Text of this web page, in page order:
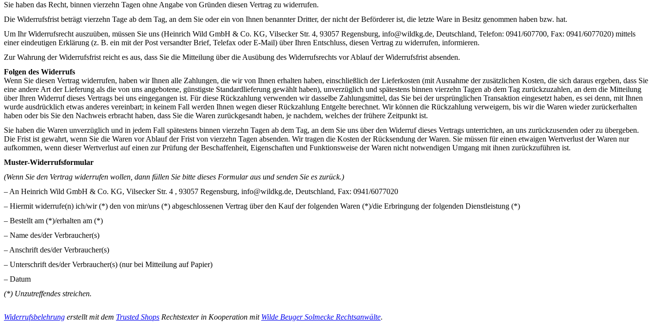
Sie haben das Recht, binnen vierzehn Tagen ohne Angabe von Gründen diesen Vertrag zu widerrufen.
Die Widerrufsfrist beträgt vierzehn Tage ab dem Tag, an dem Sie oder ein von Ihnen benannter Dritter, der nicht der Beförderer ist, die letzte Ware in Besitz genommen haben bzw. hat.
Um Ihr Widerrufsrecht auszuüben, müssen Sie uns (Heinrich Wild GmbH & Co. KG, Vilsecker Str. 4, 93057 Regensburg, info@wildkg.de, Deutschland, Telefon: 0941/607700, Fax: 0941/6077020) mittels
einer eindeutigen Erklärung (z. B. ein mit der Post versandter Brief, Telefax oder E-Mail) über Ihren Entschluss, diesen Vertrag zu widerrufen, informieren.
Zur Wahrung der Widerrufsfrist reicht es aus, dass Sie die Mitteilung über die Ausübung des Widerrufsrechts vor Ablauf der Widerrufsfrist absenden.
Folgen des Widerrufs
Wenn Sie diesen Vertrag widerrufen, haben wir Ihnen alle Zahlungen, die wir von Ihnen erhalten haben, einschließlich der Lieferkosten (mit Ausnahme der zusätzlichen Kosten, die sich daraus ergeben, dass Sie
eine andere Art der Lieferung als die von uns angebotene, günstigste Standardlieferung gewählt haben), unverzüglich und spätestens binnen vierzehn Tagen ab dem Tag zurückzuzahlen, an dem die Mitteilung
über Ihren Widerruf dieses Vertrags bei uns eingegangen ist. Für diese Rückzahlung verwenden wir dasselbe Zahlungsmittel, das Sie bei der ursprünglichen Transaktion eingesetzt haben, es sei denn, mit Ihnen
wurde ausdrücklich etwas anderes vereinbart; in keinem Fall werden Ihnen wegen dieser Rückzahlung Entgelte berechnet. Wir können die Rückzahlung verweigern, bis wir die Waren wieder zurückerhalten
haben oder bis Sie den Nachweis erbracht haben, dass Sie die Waren zurückgesandt haben, je nachdem, welches der frühere Zeitpunkt ist.
Sie haben die Waren unverzüglich und in jedem Fall spätestens binnen vierzehn Tagen ab dem Tag, an dem Sie uns über den Widerruf dieses Vertrags unterrichten, an uns zurückzusenden oder zu übergeben.
Die Frist ist gewahrt, wenn Sie die Waren vor Ablauf der Frist von vierzehn Tagen absenden. Wir tragen die Kosten der Rücksendung der Waren. Sie müssen für einen etwaigen Wertverlust der Waren nur
aufkommen, wenn dieser Wertverlust auf einen zur Prüfung der Beschaffenheit, Eigenschaften und Funktionsweise der Waren nicht notwendigen Umgang mit ihnen zurückzuführen ist.
Muster-Widerrufsformular
(Wenn Sie den Vertrag widerrufen wollen, dann füllen Sie bitte dieses Formular aus und senden Sie es zurück.)
– An Heinrich Wild GmbH & Co. KG, Vilsecker Str. 4 , 93057 Regensburg, info@wildkg.de, Deutschland, Fax: 0941/6077020
– Hiermit widerrufe(n) ich/wir (*) den von mir/uns (*) abgeschlossenen Vertrag über den Kauf der folgenden Waren (*)/die Erbringung der folgenden Dienstleistung (*)
– Bestellt am (*)/erhalten am (*)
– Name des/der Verbraucher(s)
– Anschrift des/der Verbraucher(s)
– Unterschrift des/der Verbraucher(s) (nur bei Mitteilung auf Papier)
– Datum
(*) Unzutreffendes streichen.
Widerrufsbelehrung erstellt mit dem Trusted Shops Rechtstexter in Kooperation mit Wilde Beuger Solmecke Rechtsanwälte.